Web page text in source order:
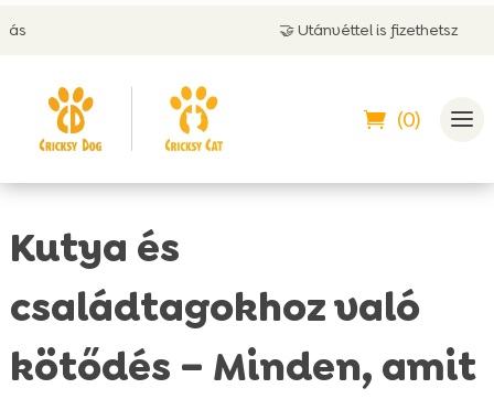
🤝 Utánvéttel is fizethetsz
(0)
Kutya és
családtagokhoz való
kötődés – Minden, amit